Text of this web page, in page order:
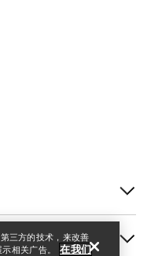
三方的技术，来改善
相关广告。
在我们